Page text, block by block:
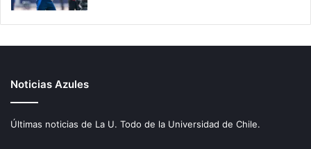
Noticias Azules
Últimas noticias de La U. Todo de la Universidad de Chile.